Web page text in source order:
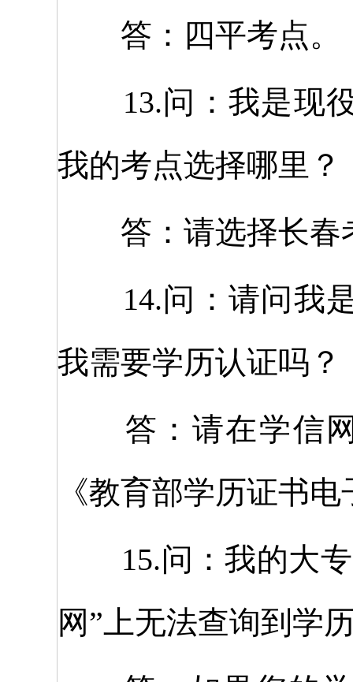
答：四平考点。
13.问：我是现役
我的考点选择哪里？
答：请选择长春
14.问：请问我是
我需要学历认证吗？
答：请在学信网
《教育部学历证书
15.问：我的大专
网”上无法查询到学